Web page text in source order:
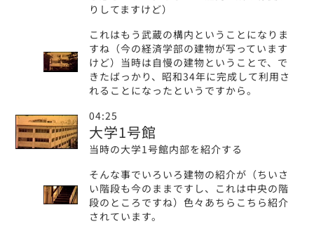
りしてますけど）
これはもう武蔵の構内ということになりま
すね（今の経済学部の建物が写っています
けど）当時は自慢の建物ということで、で
きたばっかり、昭和34年に完成して利用さ
れることになったというですから。
04:25
大学1号館
当時の大学1号館内部を紹介する
そんな事でいろいろ建物の紹介が（ちいさ
い階段も今のままですし、これは中央の階
段のところですね）色々あちらこちら紹介
されています。